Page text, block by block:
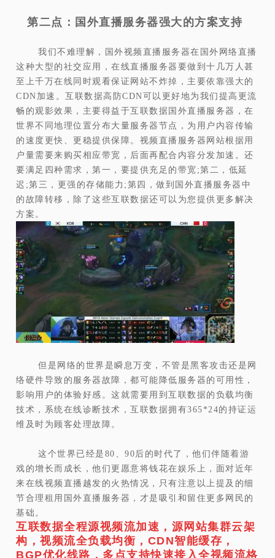
第二点：国外直播服务器强大的方案支持
我们不难理解，国外视频直播服务器在国外网络直播
这种大型的社交应用，在线直播服务器要做到十几万人甚
至上千万在线同时观看保证网站不炸掉，主要依靠强大的
CDN加速。互联数据高防CDN可以更好地为我们提高更流
畅的观影效果，主要得益于互联数据国外直播服务器，在
世界不同地理位置分布大量服务器节点，为用户内容传输
的速度更快、更稳提供保障。视频直播服务器网站根据用
户量需要来购买相应带宽，后面再配合内容分发加速。还
要满足四种需求，第一，要提供充足的带宽;第二，低延
迟;第三，更强的存储能力;第四，做到国外直播服务器中
的故障转移，除了这些互联数据还可以为您提供更多解决
方案。
但是网络的世界是瞬息万变，不管是黑客攻击还是网
络硬件导致的服务器故障，都可能降低服务器的可用性，
影响用户的体验好感。这就需要用到互联数据的负载均衡
技术，系统在线诊断技术，互联数据拥有365*24的持证运
维及时为顾客处理故障。
这个世界已经是80、90后的时代了，他们伴随着游
戏的增长而成长，他们更愿意将钱花在娱乐上，面对近年
来在线视频直播越发的火热情况，只有注意以上提及的细
节合理租用国外直播服务器，才是吸引和留住更多网民的
基础。
互联数据全程源视频流加速，源网站集群云架
构，视频流全负载均衡，CDN智能缓存，
BGP优化线路，多点支持快速接入全视频流格